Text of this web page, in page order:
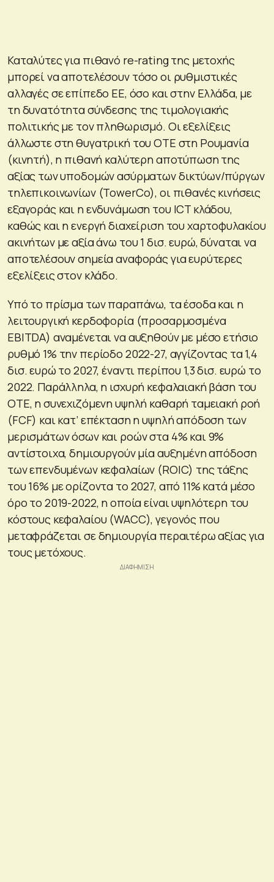
Καταλύτες για πιθανό re-rating της μετοχής
μπορεί να αποτελέσουν τόσο οι ρυθμιστικές
αλλαγές σε επίπεδο ΕΕ, όσο και στην Ελλάδα, με
τη δυνατότητα σύνδεσης της τιμολογιακής
πολιτικής με τον πληθωρισμό. Οι εξελίξεις
άλλωστε στη θυγατρική του ΟΤΕ στη Ρουμανία
(κινητή), η πιθανή καλύτερη αποτύπωση της
αξίας των υποδομών ασύρματων δικτύων/πύργων
τηλεπικοινωνίων (TowerCo), οι πιθανές κινήσεις
εξαγοράς και η ενδυνάμωση του ICT κλάδου,
καθώς και η ενεργή διαχείριση του χαρτοφυλακίου
ακινήτων με αξία άνω του 1 δισ. ευρώ, δύναται να
αποτελέσουν σημεία αναφοράς για ευρύτερες
εξελίξεις στον κλάδο.
Υπό το πρίσμα των παραπάνω, τα έσοδα και η
λειτουργική κερδοφορία (προσαρμοσμένα
EBITDA) αναμένεται να αυξηθούν με μέσο ετήσιο
ρυθμό 1% την περίοδο 2022-27, αγγίζοντας τα 1,4
δισ. ευρώ το 2027, έναντι περίπου 1,3 δισ. ευρώ το
2022. Παράλληλα, η ισχυρή κεφαλαιακή βάση του
ΟΤΕ, η συνεχιζόμενη υψηλή καθαρή ταμειακή ροή
(FCF) και κατ’ επέκταση η υψηλή απόδοση των
μερισμάτων όσων και ροών στα 4% και 9%
αντίστοιχα, δημιουργούν μία αυξημένη απόδοση
των επενδυμένων κεφαλαίων (ROIC) της τάξης
του 16% με ορίζοντα το 2027, από 11% κατά μέσο
όρο το 2019-2022, η οποία είναι υψηλότερη του
κόστους κεφαλαίου (WACC), γεγονός που
μεταφράζεται σε δημιουργία περαιτέρω αξίας για
τους μετόχους.